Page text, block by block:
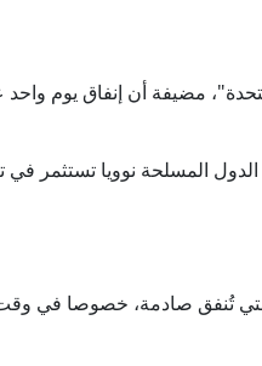
32 عاما من ميزانية تشغيل الأمم المتحدة"، مضيفة أن إنفاق يوم
المسلحة نوويا تستثمر في
تُنفق صادمة، خصوصا في